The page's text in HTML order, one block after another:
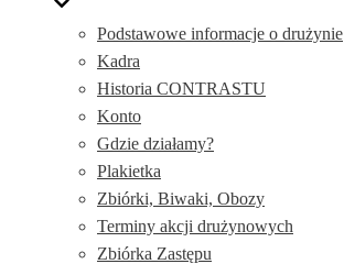
Podstawowe informacje o drużynie
Kadra
Historia CONTRASTU
Konto
Gdzie działamy?
Plakietka
Zbiórki, Biwaki, Obozy
Terminy akcji drużynowych
Zbiórka Zastępu